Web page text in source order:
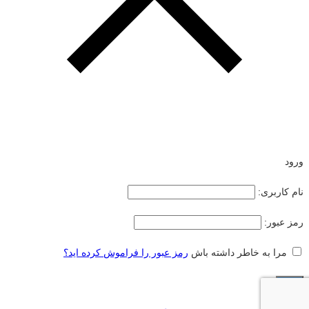
ورود
نام کاربری:
رمز عبور:
مرا به خاطر داشته باش رمز عبور را فراموش کرده اید؟